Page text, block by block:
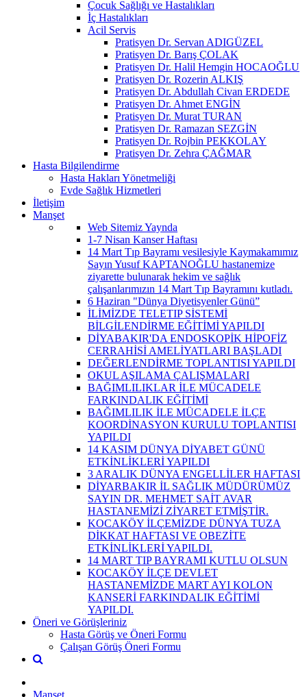
Çocuk Sağlığı ve Hastalıkları
İç Hastalıkları
Acil Servis
Pratisyen Dr. Servan ADIGÜZEL
Pratisyen Dr. Barış ÇOLAK
Pratisyen Dr. Halil Hemgin HOCAOĞLU
Pratisyen Dr. Rozerin ALKIŞ
Pratisyen Dr. Abdullah Civan ERDEDE
Pratisyen Dr. Ahmet ENGİN
Pratisyen Dr. Murat TURAN
Pratisyen Dr. Ramazan SEZGİN
Pratisyen Dr. Rojbin PEKKOLAY
Pratisyen Dr. Zehra ÇAĞMAR
Hasta Bilgilendirme
Hasta Hakları Yönetmeliği
Evde Sağlık Hizmetleri
İletişim
Manşet
Web Sitemiz Yaynda
1-7 Nisan Kanser Haftası
14 Mart Tıp Bayramı vesilesiyle Kaymakamımız
Sayın Yusuf KAPTANOĞLU hastanemize
ziyarette bulunarak hekim ve sağlık
çalışanlarımızın 14 Mart Tıp Bayramını kutladı.
6 Haziran "Dünya Diyetisyenler Günü”
İLİMİZDE TELETIP SİSTEMİ
BİLGİLENDİRME EĞİTİMİ YAPILDI
DİYABAKIR'DA ENDOSKOPİK HİPOFİZ
CERRAHİSİ AMELİYATLARI BAŞLADI
DEĞERLENDİRME TOPLANTISI YAPILDI
OKUL AŞILAMA ÇALIŞMALARI
BAĞIMLILIKLAR İLE MÜCADELE
FARKINDALIK EĞİTİMİ
BAĞIMLILIK İLE MÜCADELE İLÇE
KOORDİNASYON KURULU TOPLANTISI
YAPILDI
14 KASIM DÜNYA DİYABET GÜNÜ
ETKİNLİKLERİ YAPILDI
3 ARALIK DÜNYA ENGELLİLER HAFTASI
DİYARBAKIR İL SAĞLIK MÜDÜRÜMÜZ
SAYIN DR. MEHMET SAİT AVAR
HASTANEMİZİ ZİYARET ETMİŞTİR.
KOCAKÖY İLÇEMİZDE DÜNYA TUZA
DİKKAT HAFTASI VE OBEZİTE
ETKİNLİKLERİ YAPILDI.
14 MART TIP BAYRAMI KUTLU OLSUN
KOCAKÖY İLÇE DEVLET
HASTANEMİZDE MART AYI KOLON
KANSERİ FARKINDALIK EĞİTİMİ
YAPILDI.
Öneri ve Görüşleriniz
Hasta Görüş ve Öneri Formu
Çalışan Görüş Öneri Formu
Manşet